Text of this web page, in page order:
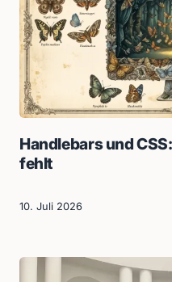
Handlebars und
fehlt
10. Juli 2026